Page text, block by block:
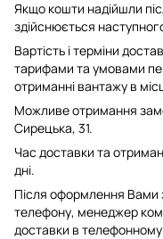
Якщо кошти надійшли
здійснюється
Вартість і терміни
тарифами та умовами
отриманні вантажу в
Можливе отримання
Сирецька, 31.
Час доставки та
дні.
Після оформлення Вами
телефону, менеджер
доставки в